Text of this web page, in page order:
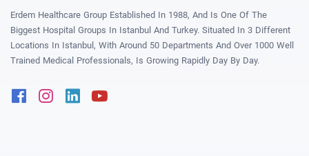
Erdem Healthcare Group Established In 1988, And Is One Of The
Biggest Hospital Groups In Istanbul And Turkey. Situated In 3 Different
Locations In Istanbul, With Around 50 Departments And Over 1000 Well
Trained Medical Professionals, Is Growing Rapidly Day By Day.
FacebookInstagram
Linkedin